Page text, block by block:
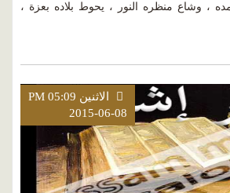
، وشاع منظره النور ، يحوط بلاده بعزة ،
الاثنين PM 05:09
2015-06-08